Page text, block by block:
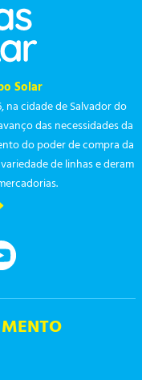
Solar
cidade de Salvador do
das necessidades da
do poder de compra da
de linhas e deram